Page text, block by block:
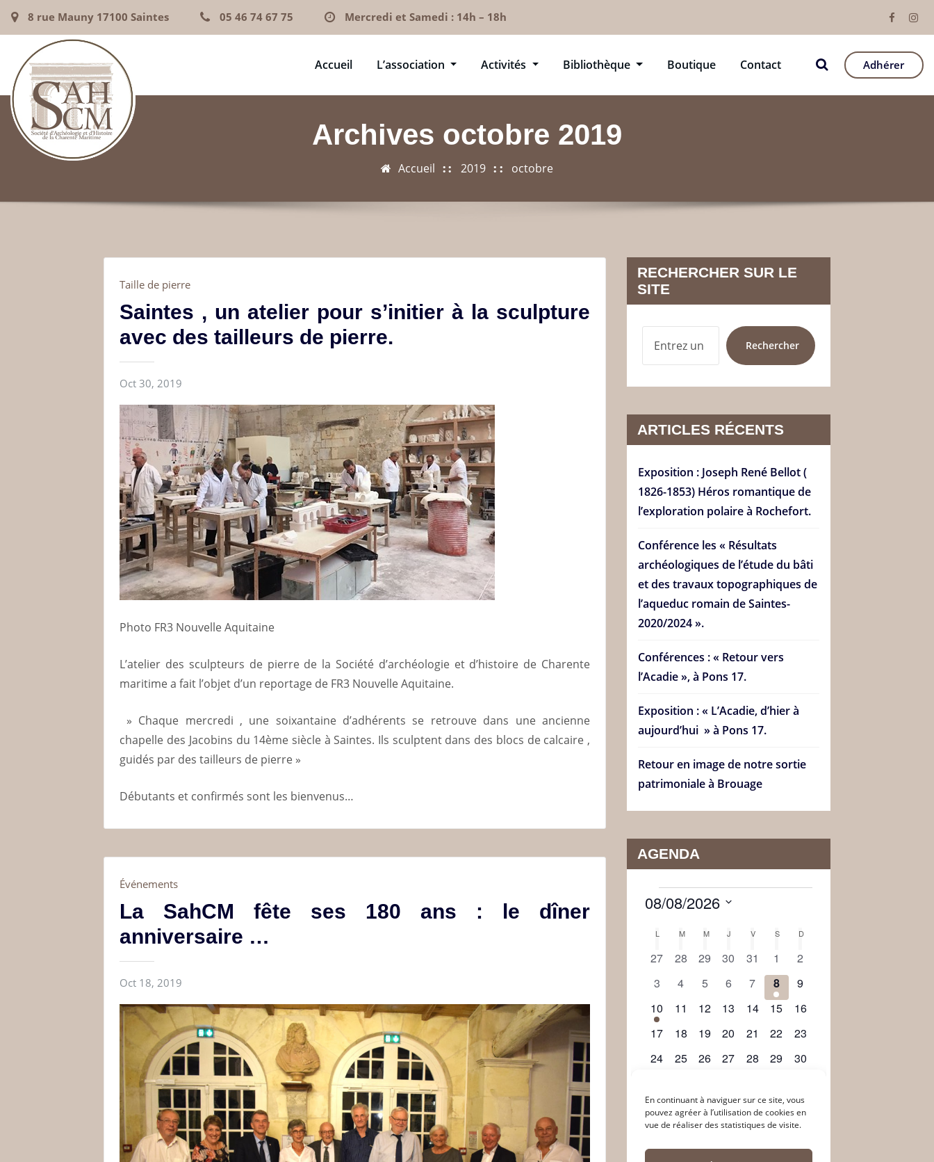
8 rue Mauny 17100 Saintes 05 46 74 67 75 Mercredi et Samedi : 14h – 18h
Accueil L’association Activités Bibliothèque Boutique Contact Adhérer
Archives octobre 2019
Accueil 2019 octobre
Taille de pierre
Saintes , un atelier pour s’initier à la sculpture
avec des tailleurs de pierre.
Oct 30, 2019
Photo FR3 Nouvelle Aquitaine
L’atelier des sculpteurs de pierre de la Société d’archéologie et d’histoire de Charente
maritime a fait l’objet d’un reportage de FR3 Nouvelle Aquitaine.
» Chaque mercredi , une soixantaine d’adhérents se retrouve dans une ancienne
chapelle des Jacobins du 14ème siècle à Saintes. Ils sculptent dans des blocs de calcaire ,
guidés par des tailleurs de pierre »
Débutants et confirmés sont les bienvenus…
Événements
La SahCM fête ses 180 ans : le dîner
anniversaire …
Oct 18, 2019
RECHERCHER SUR LE
SITE
RECHERCHER
Rechercher
ARTICLES RÉCENTS
Exposition : Joseph René Bellot (
1826-1853) Héros romantique de
l’exploration polaire à Rochefort.
Conférence les « Résultats
archéologiques de l’étude du bâti
et des travaux topographiques de
l’aqueduc romain de Saintes-
2020/2024 ».
Conférences : « Retour vers
l’Acadie », à Pons 17.
Exposition : « L’Acadie, d’hier à
aujourd’hui » à Pons 17.
Retour en image de notre sortie
patrimoniale à Brouage
AGENDA